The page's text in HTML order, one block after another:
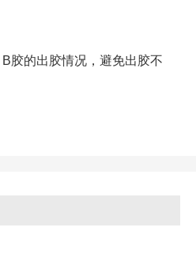
胶的出胶情况，避免出胶不